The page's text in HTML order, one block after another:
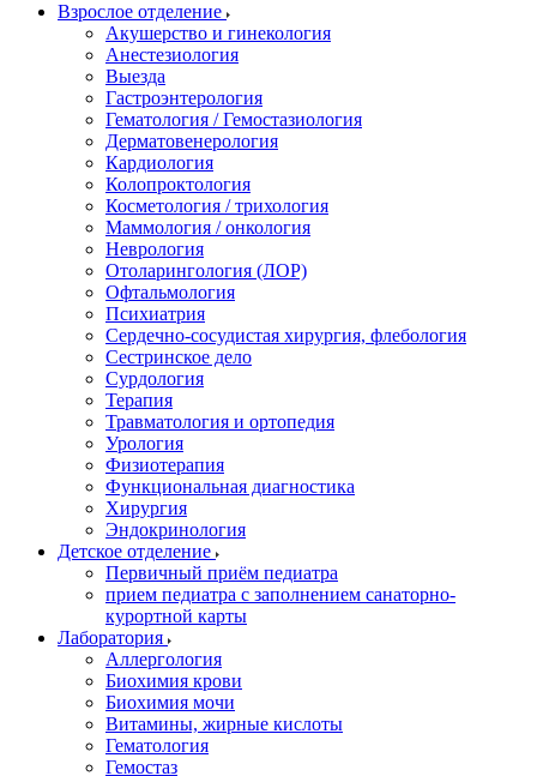
Взрослое отделение
Акушерство и гинекология
Анестезиология
Выезда
Гастроэнтерология
Гематология / Гемостазиология
Дерматовенерология
Кардиология
Колопроктология
Косметология / трихология
Маммология / онкология
Неврология
Отоларингология (ЛОР)
Офтальмология
Психиатрия
Сердечно-сосудистая хирургия, флебология
Сестринское дело
Сурдология
Терапия
Травматология и ортопедия
Урология
Физиотерапия
Функциональная диагностика
Хирургия
Эндокринология
Детское отделение
Первичный приём педиатра
прием педиатра с заполнением санаторно-
курортной карты
Лаборатория
Аллергология
Биохимия крови
Биохимия мочи
Витамины, жирные кислоты
Гематология
Гемостаз